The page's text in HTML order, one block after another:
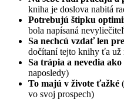
kniha je doslova nabitá
Potrebujú štipku
bola napísaná
Sa nechcú vzdať len
dočítaní tejto knihy ťa už
Sa trápia a nevedia
naposledy)
To majú v živote ťažké
vo svoj prospech)